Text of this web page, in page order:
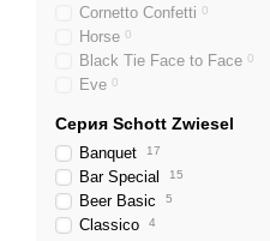
Cornetto Confetti 0
Horse 0
Black Tie Face to Face 0
Eve 0
Серия Schott Zwiesel
Banquet 17
Bar Special 15
Beer Basic 5
Classico 4